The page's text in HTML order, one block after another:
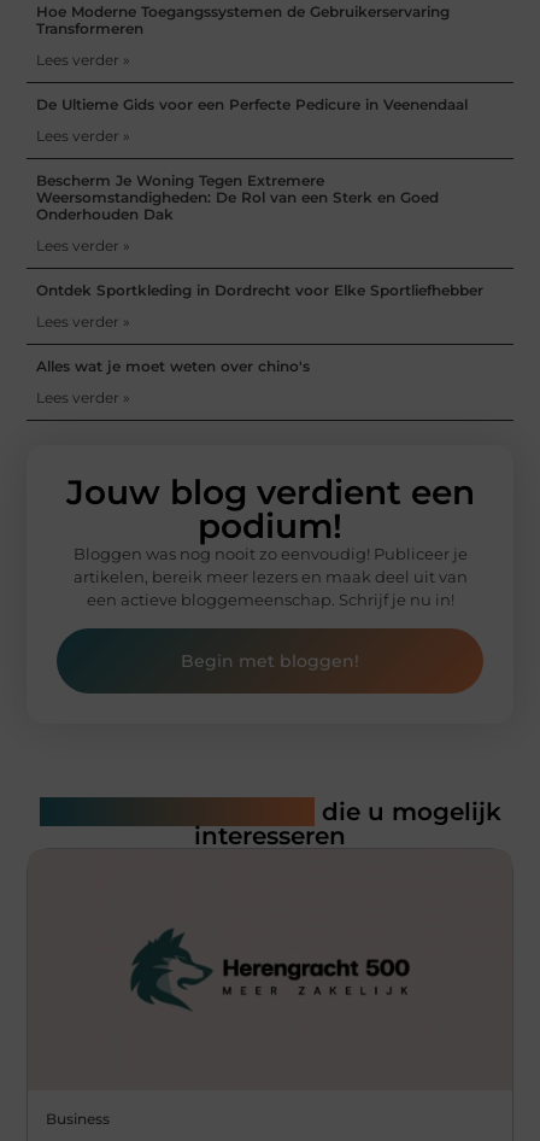
Hoe Moderne Toegangssystemen de Gebruikerservaring
Transformeren
Lees verder »
De Ultieme Gids voor een Perfecte Pedicure in Veenendaal
Lees verder »
Bescherm Je Woning Tegen Extremere
Weersomstandigheden: De Rol van een Sterk en Goed
Onderhouden Dak
Lees verder »
Ontdek Sportkleding in Dordrecht voor Elke Sportliefhebber
Lees verder »
Alles wat je moet weten over chino's
Lees verder »
Jouw blog verdient een
podium!
Bloggen was nog nooit zo eenvoudig! Publiceer je
artikelen, bereik meer lezers en maak deel uit van
een actieve bloggemeenschap. Schrijf je nu in!
Begin met bloggen!
die u mogelijk
interesseren
Business